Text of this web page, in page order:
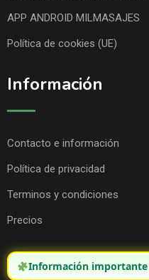
APP ANDROID MILMASAJES
Política de cookies (UE)
Información
Contacto e información
Política de privacidad
Terminos y condiciones
Precios
Información importante